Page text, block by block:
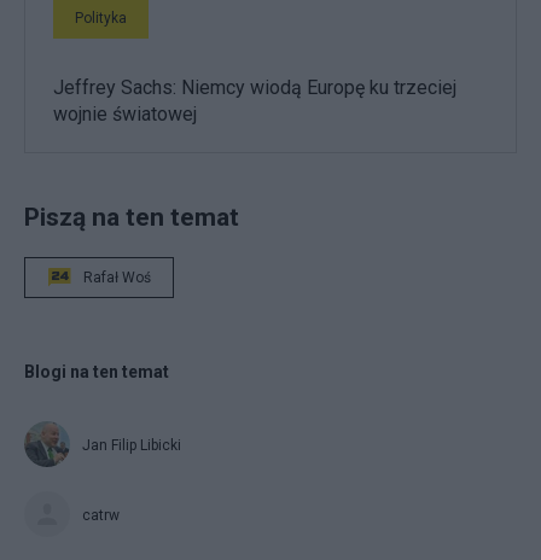
Polityka
Jeffrey Sachs: Niemcy wiodą Europę ku trzeciej
wojnie światowej
Piszą na ten temat
Rafał Woś
Blogi na ten temat
Jan Filip Libicki
catrw